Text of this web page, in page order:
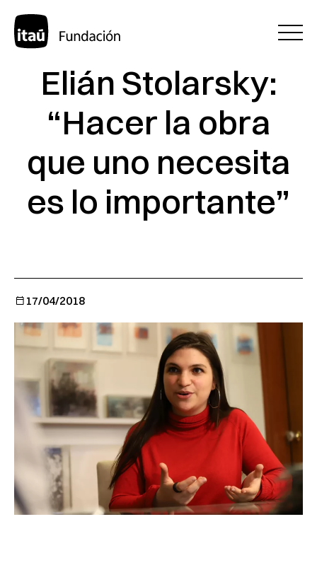
Elián Stolarsky:
“Hacer la obra
que uno necesita
es lo importante”
17/04/2018